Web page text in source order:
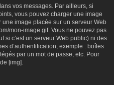
vos messages. Par ailleurs, si
vous pouvez charger une image
image placée sur un serveur Web
mon-image.gif. Vous ne pouvez pas
si c’est un serveur Web public) ni des
d’authentification, exemple : boîtes
par un mot de passe, etc. Pour
[img].